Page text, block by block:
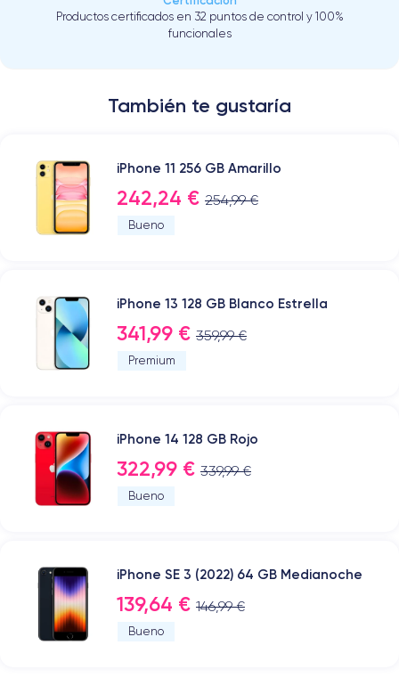
Productos certificados en 32 puntos de control y 100%
funcionales
También te gustaría
iPhone 11 256 GB Amarillo
242,24 € 254,99 €
Bueno
iPhone 13 128 GB Blanco Estrella
341,99 € 359,99 €
Premium
iPhone 14 128 GB Rojo
322,99 € 339,99 €
Bueno
iPhone SE 3 (2022) 64 GB Medianoche
139,64 € 146,99 €
Bueno